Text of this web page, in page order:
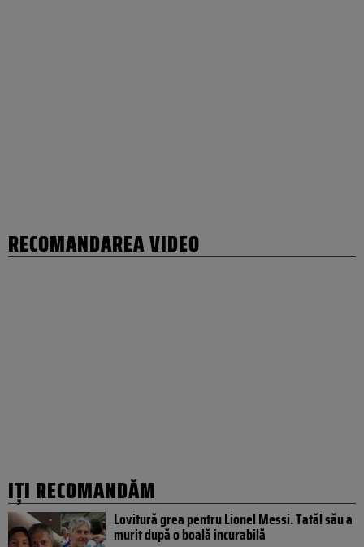
RECOMANDAREA VIDEO
IȚI RECOMANDĂM
Lovitură grea pentru Lionel Messi. Tatăl său a
murit după o boală incurabilă